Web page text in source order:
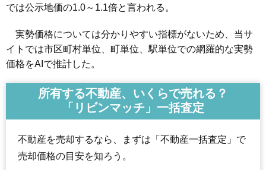
では公示地価の1.0～1.1倍と言われる。
実勢価格については分かりやすい指標がないため、当サ
イトでは市区町村単位、町単位、駅単位での網羅的な実勢
価格をAIで推計した。
所有する不動産、いくらで売れる？
「リビンマッチ」一括査定
不動産を売却するなら、まずは「不動産一括査定」で
売却価格の目安を知ろう。